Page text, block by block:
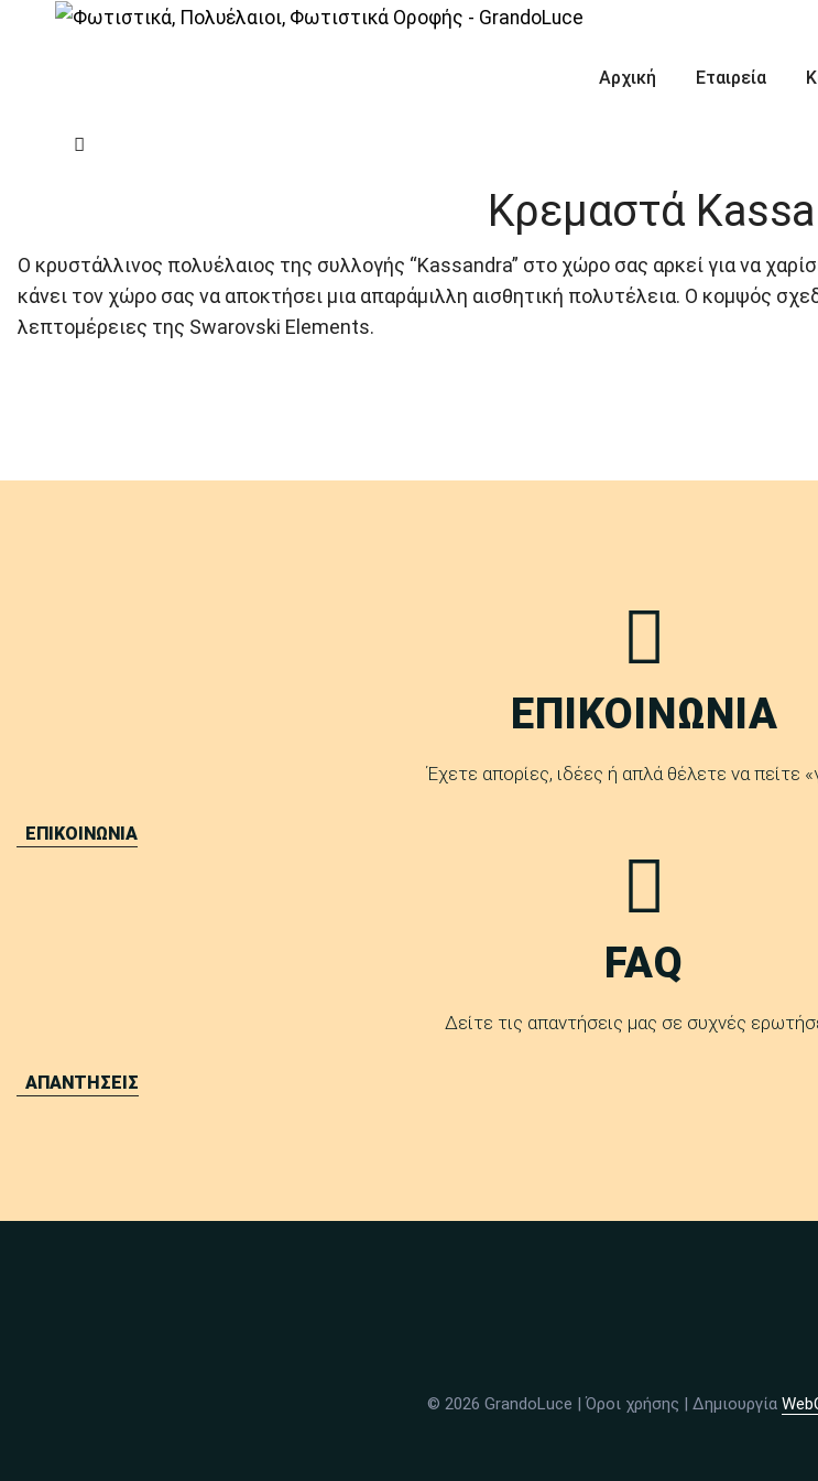
Αρχική Εταιρεία
Κρεμαστά
Ο κρυστάλλινος πολυέλαιος της συλλογής “Kassandra” στο χώρο σας αρκεί για να
κάνει τον χώρο σας να αποκτήσει μια απαράμιλλη αισθητική πολυτέλεια. Ο κομψός
λεπτομέρειες της Swarovski Elements.
ΕΠΙΚΟΙΝΩΝΙΑ
Έχετε απορίες, ιδέες ή απλά θέλετε να πείτε
ΕΠΙΚΟΙΝΩΝΙΑ
FAQ
Δείτε τις απαντήσεις μας σε συχνές
ΑΠΑΝΤΗΣΕΙΣ
© 2026 GrandoLuce |Όροι χρήσης | Δημιουργία